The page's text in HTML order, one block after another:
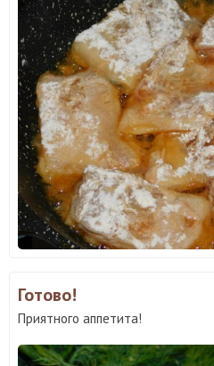
Готово!
Приятного аппетита!